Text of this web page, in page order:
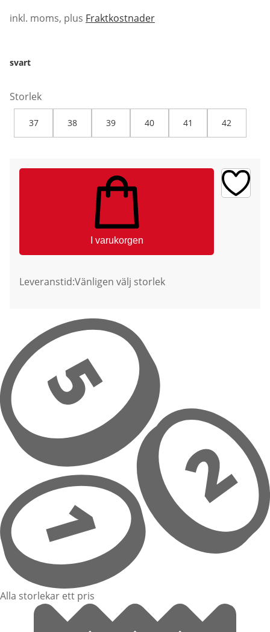
inkl. moms, plus Fraktkostnader
svart
Storlek
37 38 39 40 41 42
I varukorgen
Leveranstid:Vänligen välj storlek
Alla storlekar ett pris